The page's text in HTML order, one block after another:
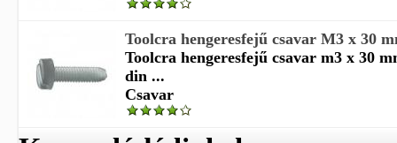
Toolcra hengeresfejű csavar M3 x 30
Toolcra hengeresfejű csavar m3 x 30
din ...
Csavar